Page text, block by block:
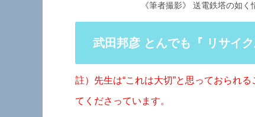
《筆者撮影》 送電鉄塔の如く
武田邦彦 とんでも『 リサイ
註）先生は“これは大切”と思っておられ
てくださっています。